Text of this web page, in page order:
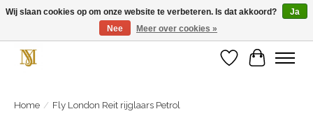
Unieke schoenen en een feestje aan je voeten! Gratis verzending vanaf € 75,-
Verlanglijst
Home / Fly London Reit rijglaars Petrol
Wij slaan cookies op om onze website te verbeteren. Is dat akkoord?
Ja
Nee
Meer over cookies »